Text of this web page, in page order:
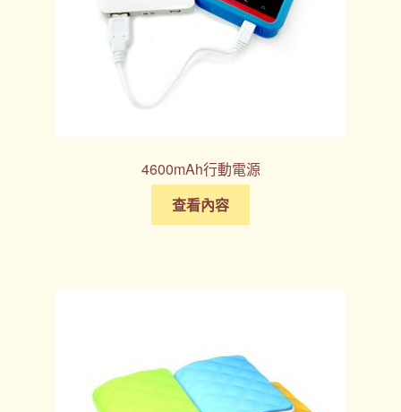
4600mAh行動電源
查看內容